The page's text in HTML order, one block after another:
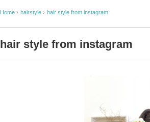
Home › hairstyle › hair style from instagram
hair style from instagram